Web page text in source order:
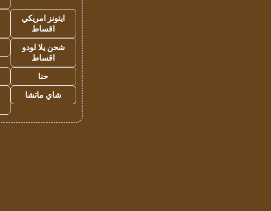
ايتونز امريكي
اقساط
شحن يلا لودو
اقساط
حنا
شاي ماتشا